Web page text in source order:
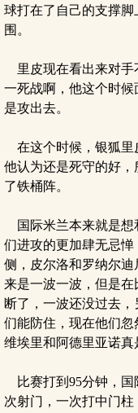
球打在了自己的支撑
围。
里皮现在看出来对手
一死战啊，他这个时
是攻出去。
在这个时候，银狐里
他认为还是死守的好
了铁桶阵。
国际米兰本来就是想
们进攻的更加肆无忌
侧，皮尔洛和罗纳尔
来是一波一波，但是
断了，一波还没过去
们能防住，现在他们
维埃里和阿德里亚诺真
比赛打到95分钟，国
次射门，一次打中门